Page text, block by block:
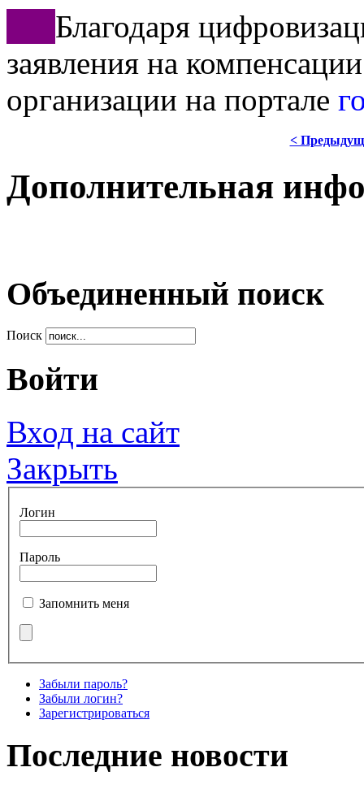
Благодаря
заявления на
организации на портале
<
Дополнительная
Объединенный поиск
Поиск
Войти
Вход на сайт
Закрыть
Логин
Пароль
Запомнить меня
Забыли пароль?
Забыли логин?
Зарегистрироваться
Последние новости